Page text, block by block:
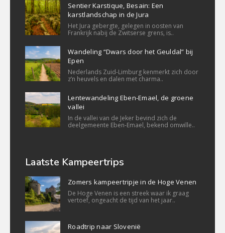
Sentier Karstique, Besain: Een
karstlandschap in de Jura
Het Jura gebergte, gelegen in oosten van
Frankrijk nabij de Zwitserse grens, is..
Wandeling “Dwars door het Geuldal” bij
Epen
Nederlands Zuid-Limburg kenmerkt zich door
z’n heuvels en dalen met charma..
Lentewandeling Eben-Emael, de groene
vallei
In de vallei van de Jeker bevind zich de
deelgemeente Eben-Emael, bekend omwille..
Laatste Kampeertrips
Zomers kampeertripje in de Hoge Venen
De Hoge Venen is een streek waar ik graag
vertoef, ongeacht de tijd van het jaar..
Roadtrip naar Slovenië